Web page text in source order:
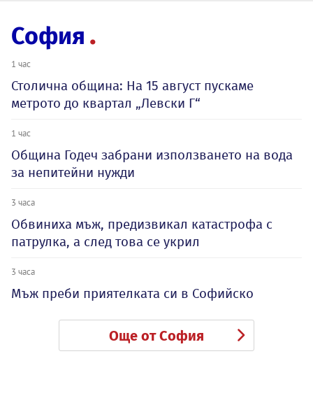
София
1 час
Столична община: На 15 август пускаме
метрото до квартал „Левски Г“
1 час
Община Годеч забрани използването на вода
за непитейни нужди
3 часа
Обвиниха мъж, предизвикал катастрофа с
патрулка, а след това се укрил
3 часа
Мъж преби приятелката си в Софийско
Още от София